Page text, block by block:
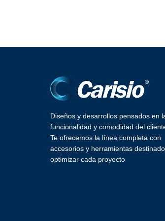
Diseños y desarrollos pensados en
funcionalidad y comodidad del
Te ofrecemos la línea completa con
accesorios y herramientas
optimizar cada proyecto